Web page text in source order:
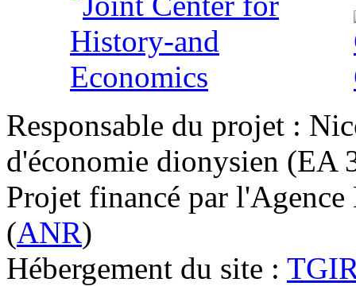
Responsable du projet :
d'économie dionysien
Projet financé par l'Agence
(ANR)
Hébergement du site :